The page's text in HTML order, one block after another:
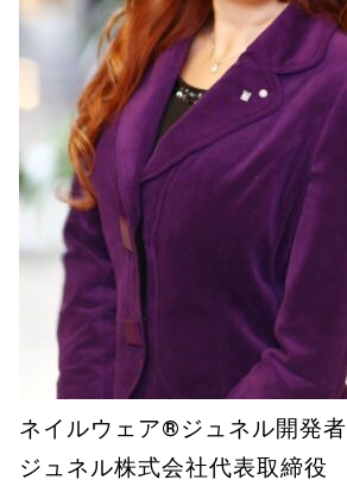
ネイルウェア®️ジュネル開発者
ジュネル株式会社代表取締役